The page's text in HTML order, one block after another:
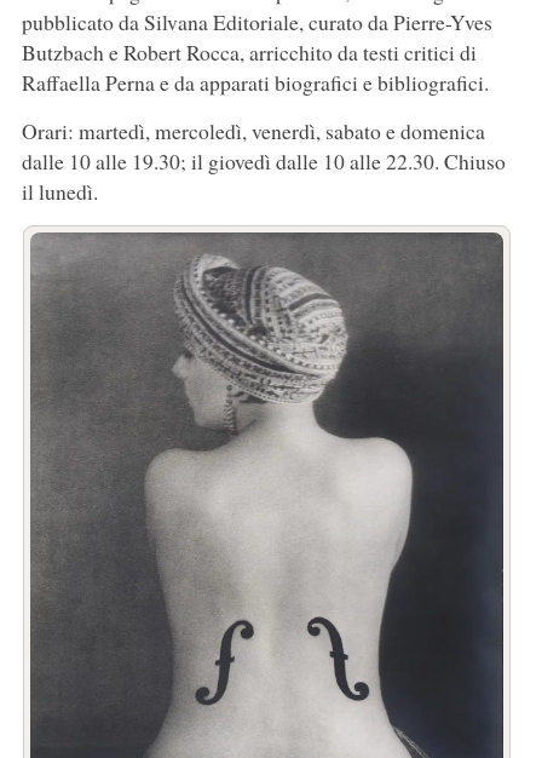
pubblicato da Silvana Editoriale, curato da Pierre-Yves
Butzbach e Robert Rocca, arricchito da testi critici di
Raffaella Perna e da apparati biografici e bibliografici.
Orari: martedì, mercoledì, venerdì, sabato e domenica
dalle 10 alle 19.30; il giovedì dalle 10 alle 22.30. Chiuso
il lunedì.